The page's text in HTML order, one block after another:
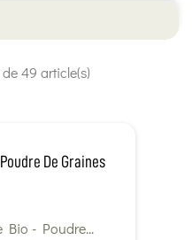
49 article(s)
De Graines